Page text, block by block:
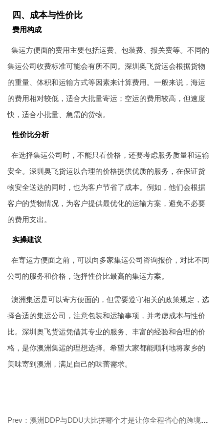
四、成本与性价比
费用构成
集运方便面的费用主要包括运费、包装费、报关费等。不同的
集运公司收费标准可能会有所不同。深圳奥飞货运会根据货物
的重量、体积和运输方式等因素来计算费用。一般来说，海运
的费用相对较低，适合大批量寄运；空运的费用较高，但速度
快，适合小批量、急需的货物。
性价比分析
在选择集运公司时，不能只看价格，还要考虑服务质量和运输
安全。深圳奥飞货运以合理的价格提供优质的服务，在保证货
物安全送达的同时，也为客户节省了成本。例如，他们会根据
客户的货物情况，为客户提供最优化的运输方案，避免不必要
的费用支出。
实操建议
在寄运方便面之前，可以向多家集运公司咨询报价，对比不同
公司的服务和价格，选择性价比最高的集运方案。
澳洲集运是可以寄方便面的，但需要遵守相关的政策规定，选
择合适的集运公司，注意包装和运输事项，并考虑成本与性价
比。深圳奥飞货运凭借其专业的服务、丰富的经验和合理的价
格，是你澳洲集运的理想选择。希望大家都能顺利地将家乡的
美味寄到澳洲，满足自己的味蕾需求。
Prev：澳洲DDP与DDU大比拼哪个才是让你全程省心的跨境物流优选